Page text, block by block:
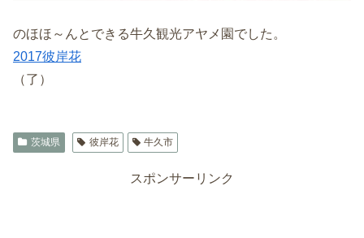
のほほ～んとできる牛久観光アヤメ園でした。
2017彼岸花
（了）
茨城県 彼岸花 牛久市
スポンサーリンク